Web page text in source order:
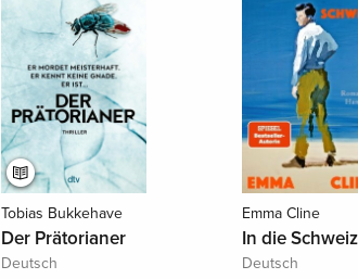
Tobias Bukkehave
Der Prätorianer
Deutsch
Emma Cline
In die Schweiz
Deutsch